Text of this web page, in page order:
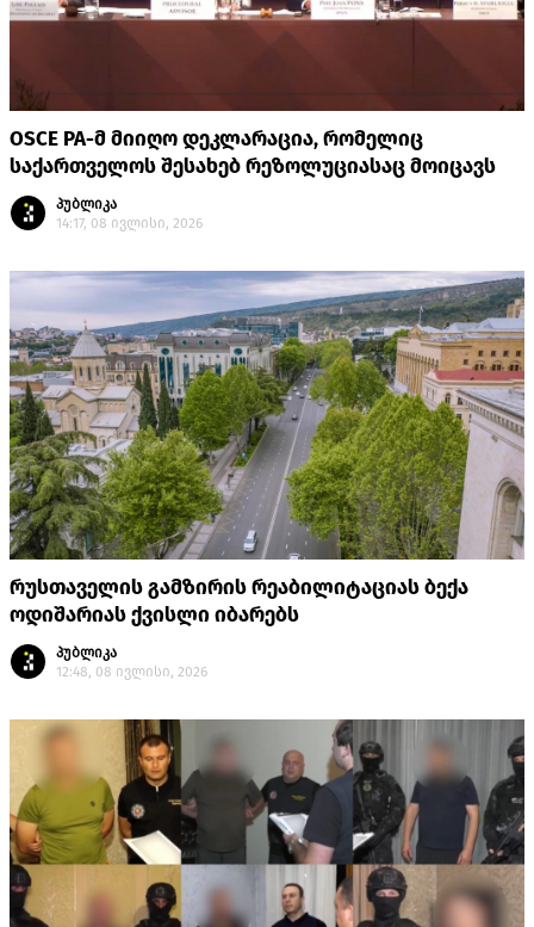
OSCE PA-მ მიიღო დეკლარაცია, რომელიც
საქართველოს შესახებ რეზოლუციასაც მოიცავს
პუბლიკა
14:17, 08 ივლისი, 2026
რუსთაველის გამზირის რეაბილიტაციას ბექა
ოდიშარიას ქვისლი იბარებს
პუბლიკა
12:48, 08 ივლისი, 2026